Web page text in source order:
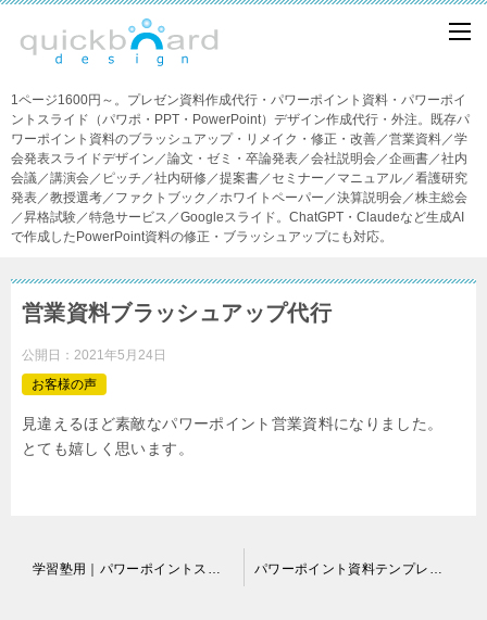
1ページ1600円～。プレゼン資料作成代行・パワーポイント資料・パワーポイ
ントスライド（パワポ・PPT・PowerPoint）デザイン作成代行・外注。既存パ
ワーポイント資料のブラッシュアップ・リメイク・修正・改善／営業資料／学
会発表スライドデザイン／論文・ゼミ・卒論発表／会社説明会／企画書／社内
会議／講演会／ピッチ／社内研修／提案書／セミナー／マニュアル／看護研究
発表／教授選考／ファクトブック／ホワイトペーパー／決算説明会／株主総会
／昇格試験／特急サービス／Googleスライド。ChatGPT・Claudeなど生成AI
で作成したPowerPoint資料の修正・ブラッシュアップにも対応。
営業資料ブラッシュアップ代行
公開日： 2021年5月24日
お客様の声
見違えるほど素敵なパワーポイント営業資料になりました。
とても嬉しく思います。